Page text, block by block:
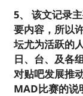
5、 该文记录
要内容，所以
坛尤为活跃的
日、台、及各
对贴吧发展推
MAD比赛的说